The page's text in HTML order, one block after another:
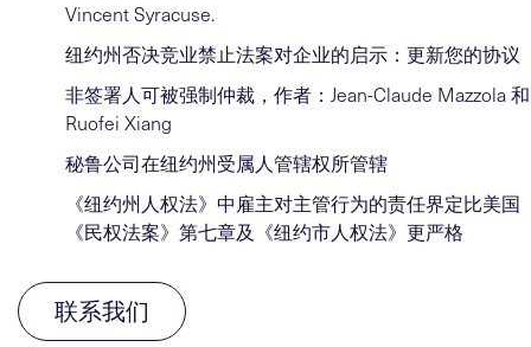
Vincent Syracuse.
纽约州否决竞业禁止法案对企业的启示：更新您的协议
非签署人可被强制仲裁，作者：Jean-Claude Mazzola 和
Ruofei Xiang
秘鲁公司在纽约州受属人管辖权所管辖
《纽约州人权法》中雇主对主管行为的责任界定比美国
《民权法案》第七章及《纽约市人权法》更严格
联系我们